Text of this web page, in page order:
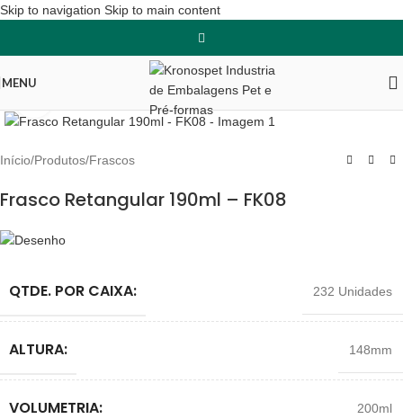
Skip to navigation Skip to main content
MENU
Clique para ampliar
Início/Produtos/Frascos
Frasco Retangular 190ml – FK08
QTDE. POR CAIXA: 232 Unidades
ALTURA: 148mm
VOLUMETRIA: 200ml